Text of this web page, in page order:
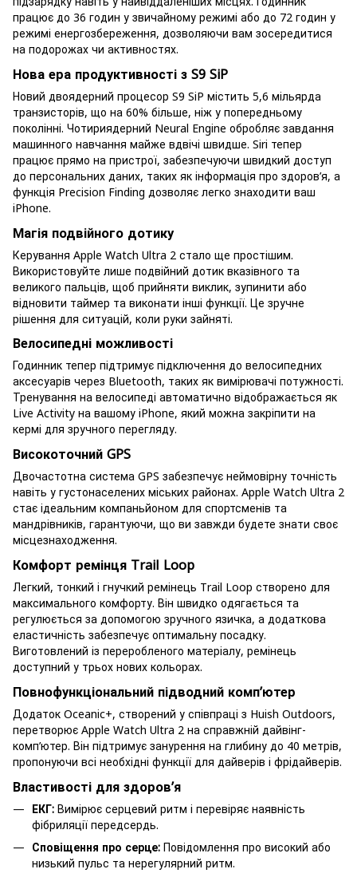
працює до 36 годин у звичайному режимі або до 72 годин у
режимі енергозбереження, дозволяючи вам зосередитися
на подорожах чи активностях.
Нова ера продуктивності з S9 SiP
Новий двоядерний процесор S9 SiP містить 5,6 мільярда
транзисторів, що на 60% більше, ніж у попередньому
поколінні. Чотириядерний Neural Engine обробляє завдання
машинного навчання майже вдвічі швидше. Siri тепер
працює прямо на пристрої, забезпечуючи швидкий доступ
до персональних даних, таких як інформація про здоров’я, а
функція Precision Finding дозволяє легко знаходити ваш
iPhone.
Магія подвійного дотику
Керування Apple Watch Ultra 2 стало ще простішим.
Використовуйте лише подвійний дотик вказівного та
великого пальців, щоб прийняти виклик, зупинити або
відновити таймер та виконати інші функції. Це зручне
рішення для ситуацій, коли руки зайняті.
Велосипедні можливості
Годинник тепер підтримує підключення до велосипедних
аксесуарів через Bluetooth, таких як вимірювачі потужності.
Тренування на велосипеді автоматично відображається як
Live Activity на вашому iPhone, який можна закріпити на
кермі для зручного перегляду.
Високоточний GPS
Двочастотна система GPS забезпечує неймовірну точність
навіть у густонаселених міських районах. Apple Watch Ultra 2
стає ідеальним компаньйоном для спортсменів та
мандрівників, гарантуючи, що ви завжди будете знати своє
місцезнаходження.
Комфорт ремінця Trail Loop
Легкий, тонкий і гнучкий ремінець Trail Loop створено для
максимального комфорту. Він швидко одягається та
регулюється за допомогою зручного язичка, а додаткова
еластичність забезпечує оптимальну посадку.
Виготовлений із переробленого матеріалу, ремінець
доступний у трьох нових кольорах.
Повнофункціональний підводний комп’ютер
Додаток Oceanic+, створений у співпраці з Huish Outdoors,
перетворює Apple Watch Ultra 2 на справжній дайвінг-
комп’ютер. Він підтримує занурення на глибину до 40 метрів,
пропонуючи всі необхідні функції для дайверів і фрідайверів.
Властивості для здоров’я
ЕКГ: Вимірює серцевий ритм і перевіряє наявність
фібриляції передсердь.
Сповіщення про серце: Повідомлення про високий або
низький пульс та нерегулярний ритм.